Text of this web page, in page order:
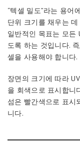
“텍셀 밀도”라는 용어
단위 크기를 채우는
일반적인 목표는 모든
도록 하는 것입니다.
셀을 사용해야 합니다.
장면의 크기에 따라
을 회색으로 표시합니
섬은 빨간색으로 표시
니다.